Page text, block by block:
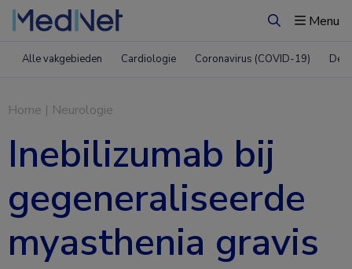
ZoekenMenu
Alle vakgebieden Cardiologie Coronavirus (COVID-19)
Home | Neurologie
Inebilizumab bij
gegeneraliseerde
myasthenia gravis